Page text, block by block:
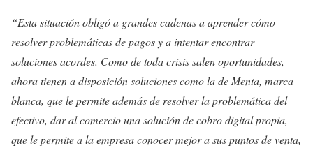
“Esta situación obligó a grandes cadenas a aprender cómo
resolver problemáticas de pagos y a intentar encontrar
soluciones acordes. Como de toda crisis salen oportunidades,
ahora tienen a disposición soluciones como la de Menta, marca
blanca, que le permite además de resolver la problemática del
efectivo, dar al comercio una solución de cobro digital propia,
que le permite a la empresa conocer mejor a sus puntos de venta,